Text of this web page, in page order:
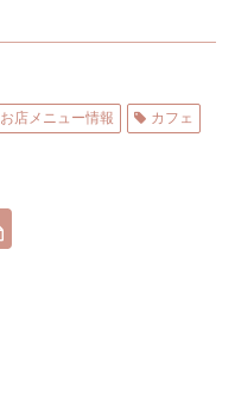
お店メニュー情報 カフェ